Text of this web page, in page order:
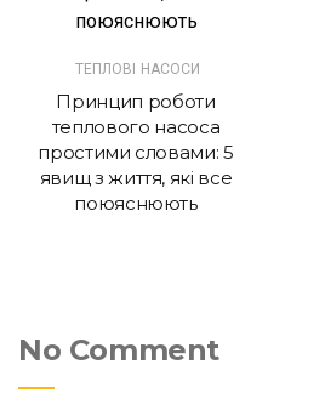
ТЕПЛОВІ НАСОСИ
Принцип роботи
теплового насоса
простими словами: 5
явищ з життя, які все
поюяснюють
No Comment